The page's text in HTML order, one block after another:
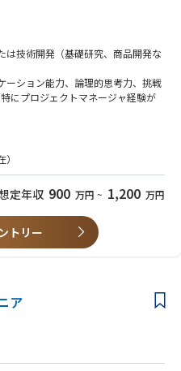
電量シミュレーション等
ル検討
技術研究所
名、派遣社員12名、男女比8:2、2
だく。その後、本人意向に合わ
積むか、事業部門（蓄電池や太陽光
フ部門（データアナリストなど）な
は技術開発（基礎研究、商品開発な
ーション能力、論理的思考力、挑戦
にプロジェクトマネージャ経験が
、電力市場に関する基礎知識、系
・粘着技術、構造計算、強度計算
定年収 900 万円 ~ 1,200 万円
トリー
ア